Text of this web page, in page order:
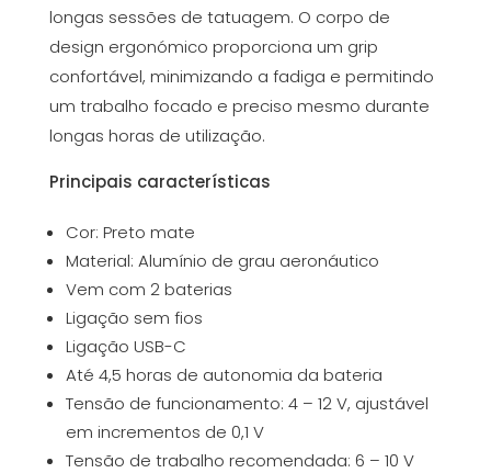
longas sessões de tatuagem. O corpo de
design ergonómico proporciona um grip
confortável, minimizando a fadiga e permitindo
um trabalho focado e preciso mesmo durante
longas horas de utilização.
Principais características
Cor: Preto mate
Material: Alumínio de grau aeronáutico
Vem com 2 baterias
Ligação sem fios
Ligação USB-C
Até 4,5 horas de autonomia da bateria
Tensão de funcionamento: 4 – 12 V, ajustável
em incrementos de 0,1 V
Tensão de trabalho recomendada: 6 – 10 V